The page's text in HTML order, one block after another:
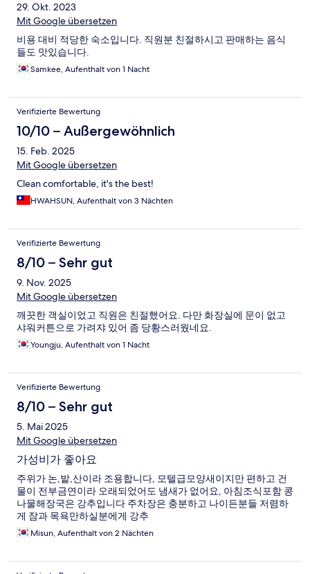
29. Okt. 2023
Mit Google übersetzen
비용 대비 적당한 숙소입니다. 직원분 친절하시고 판매하는 음식
들도 맛있습니다.
Samkee, Aufenthalt von 1 Nacht
Verifizierte Bewertung
10/10 – Außergewöhnlich
15. Feb. 2025
Mit Google übersetzen
Clean comfortable, it's the best!
HWAHSUN, Aufenthalt von 3 Nächten
Verifizierte Bewertung
8/10 – Sehr gut
9. Nov. 2025
Mit Google übersetzen
깨끗한 객실이었고 직원은 친절했어요. 다만 화장실에 문이 없고
샤워커튼으로 가려쟈 있어 좀 당황스러웠네요.
Youngju, Aufenthalt von 1 Nacht
Verifizierte Bewertung
8/10 – Sehr gut
5. Mai 2025
Mit Google übersetzen
가성비가 좋아요
주위가 논,밭,산이라 조용합니다, 모텔급모양새이지만 편하고 건
물이 전부금연이라 오래되었어도 냄새가 없어요, 아침조식포함 콩
나물해장국은 강추입니다 주차장은 충분하고 나이든분들 저렴하
게 잠과 목욕만하실분에게 강추
Misun, Aufenthalt von 2 Nächten